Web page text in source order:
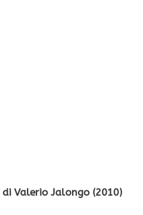
di Valerio Jalongo (2010)